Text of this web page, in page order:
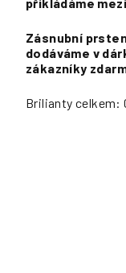
Zásnubní
dodáváme v
zákazníky
Brilianty celkem: